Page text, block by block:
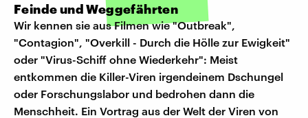
Feinde und Weggefährten
Wir kennen sie aus Filmen wie "Outbreak",
"Contagion", "Overkill - Durch die Hölle zur Ewigkeit"
oder "Virus-Schiff ohne Wiederkehr": Meist
entkommen die Killer-Viren irgendeinem Dschungel
oder Forschungslabor und bedrohen dann die
Menschheit. Ein Vortrag aus der Welt der Viren von